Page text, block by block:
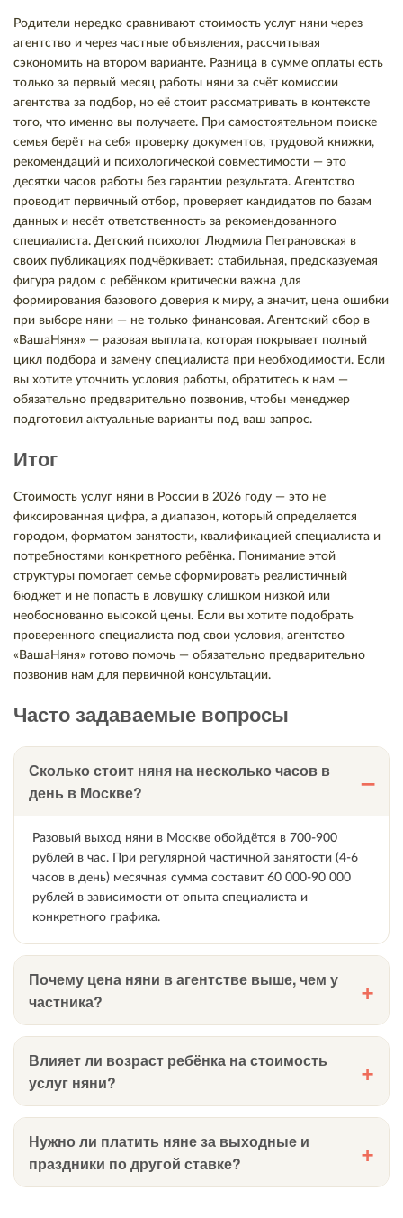
Родители нередко сравнивают стоимость услуг няни через
агентство и через частные объявления, рассчитывая
сэкономить на втором варианте. Разница в сумме оплаты есть
только за первый месяц работы няни за счёт комиссии
агентства за подбор, но её стоит рассматривать в контексте
того, что именно вы получаете. При самостоятельном поиске
семья берёт на себя проверку документов, трудовой книжки,
рекомендаций и психологической совместимости — это
десятки часов работы без гарантии результата. Агентство
проводит первичный отбор, проверяет кандидатов по базам
данных и несёт ответственность за рекомендованного
специалиста. Детский психолог Людмила Петрановская в
своих публикациях подчёркивает: стабильная, предсказуемая
фигура рядом с ребёнком критически важна для
формирования базового доверия к миру, а значит, цена ошибки
при выборе няни — не только финансовая. Агентский сбор в
«ВашаНяня» — разовая выплата, которая покрывает полный
цикл подбора и замену специалиста при необходимости. Если
вы хотите уточнить условия работы, обратитесь к нам —
обязательно предварительно позвонив, чтобы менеджер
подготовил актуальные варианты под ваш запрос.
Итог
Стоимость услуг няни в России в 2026 году — это не
фиксированная цифра, а диапазон, который определяется
городом, форматом занятости, квалификацией специалиста и
потребностями конкретного ребёнка. Понимание этой
структуры помогает семье сформировать реалистичный
бюджет и не попасть в ловушку слишком низкой или
необоснованно высокой цены. Если вы хотите подобрать
проверенного специалиста под свои условия, агентство
«ВашаНяня» готово помочь — обязательно предварительно
позвонив нам для первичной консультации.
Часто задаваемые вопросы
Сколько стоит няня на несколько часов в
день в Москве?
Разовый выход няни в Москве обойдётся в 700-900
рублей в час. При регулярной частичной занятости (4-6
часов в день) месячная сумма составит 60 000-90 000
рублей в зависимости от опыта специалиста и
конкретного графика.
Почему цена няни в агентстве выше, чем у
частника?
Стоимость услуг няни в агентстве такая же, как и в
среднем по рынку. Компания взимает комиссию за
оклада за месяц.
документов, рекомендаций и психологического профиля
кандидата, а также гарантирует замену специалиста при
необходимости. Агентская комиссия — это плата за
Влияет ли возраст ребёнка на стоимость
услуг няни?
Да, влияет напрямую. Уход за младенцем до года
требует специальных навыков: кормление, купание,
режим сна, контроль здоровья. Поэтому няня для
новорождённого стоит на 20-40% дороже, чем
Нужно ли платить няне за выходные и
праздники по другой ставке?